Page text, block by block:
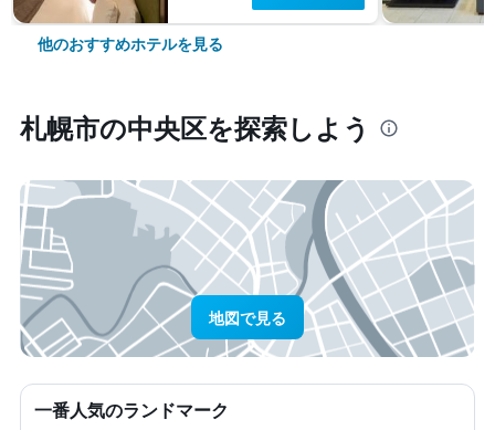
他のおすすめホテルを見る
札幌市​の中央区​を探索しよう
地図で見る
一番人気のランドマーク